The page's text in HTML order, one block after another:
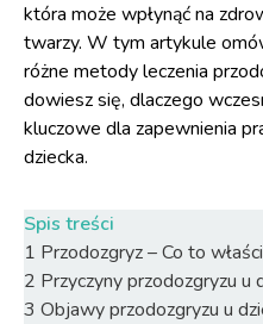
która może wpłynąć na
twarzy. W tym artykule
różne metody leczenia
dowiesz się, dlaczego
kluczowe dla zapewnienia
dziecka.
Spis treści
1 Przodozgryz – Co to
2 Przyczyny przodozgryzu u
3 Objawy przodozgryzu u